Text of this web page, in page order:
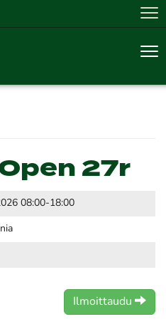
27r
08:00-18:00
Ilmoittaudu